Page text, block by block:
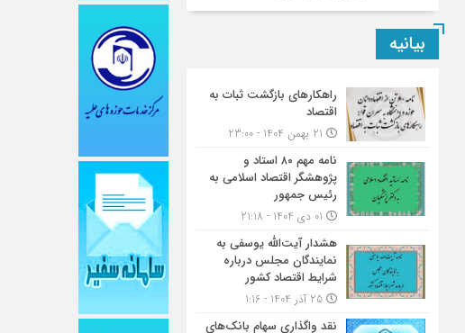
بیانیه
راهکارهای بازگشت ثبات به
اقتصاد
نامه مهم ۸۰ استاد و
پژوهشگر اقتصاد اسلامی به
رئیس جمهور
هشدار آیت‌الله یوسفی به
نمایندگان مجلس درباره
شرایط اقتصاد کشور
نقد واگذاری سهام بانک‌های